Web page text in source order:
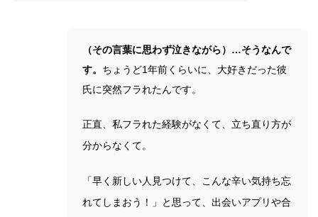
（その言葉に思わず泣きながら）…そうなんで
す。 ちょうど1年前くらいに、大好きだった彼
氏に突然フラれたんです。
正直、私フラれた経験がなくて、立ち直り方が
分からなくて。
「早く新しい人見つけて、こんな辛い気持ち忘
れてしまおう！」と思って、出会いアプリや合